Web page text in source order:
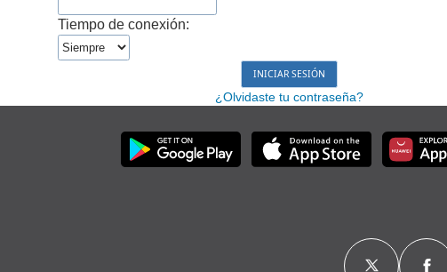
Tiempo de conexión:
¿Olvidaste tu contraseña?